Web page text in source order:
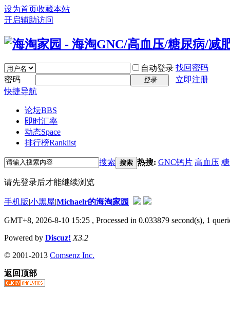
设为首页收藏本站
开启辅助访问
自动登录 找回密码
密码
登录
立即注册
快捷导航
论坛BBS
即时汇率
动态Space
排行榜Ranklist
搜索 搜索 热搜: GNC钙片 高血压
请先登录后才能继续浏览
手机版|小黑屋|Michaelr的海淘家园
GMT+8, 2026-8-10 15:25 , Processed in 0.033879 second(s), 1
Powered by Discuz! X3.2
© 2001-2013 Comsenz Inc.
返回顶部